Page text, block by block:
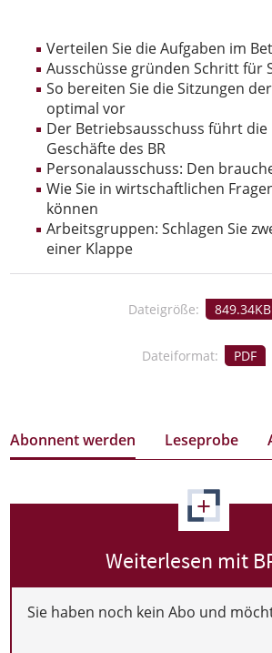
Verteilen Sie die Aufgaben im
Ausschüsse gründen Schritt für
So bereiten Sie die Sitzungen
optimal vor
Der Betriebsausschuss führt die
Geschäfte des BR
Personalausschuss: Den
Wie Sie in wirtschaftlichen
können
Arbeitsgruppen: Schlagen Sie
einer Klappe
Dateigröße: 849.34KB
Dateiformat: PDF
Abonnent werden Leseprobe
+
Weiterlesen mit
Sie haben noch kein Abo und